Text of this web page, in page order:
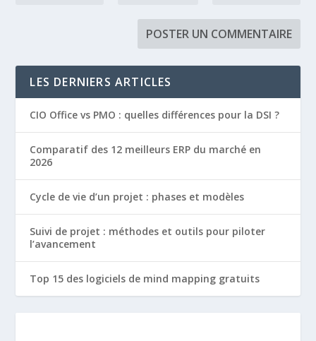
LES DERNIERS ARTICLES
CIO Office vs PMO : quelles différences pour la DSI ?
Comparatif des 12 meilleurs ERP du marché en
2026
Cycle de vie d’un projet : phases et modèles
Suivi de projet : méthodes et outils pour piloter
l’avancement
Top 15 des logiciels de mind mapping gratuits